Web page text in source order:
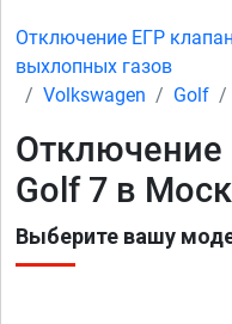
Отключение ЕГР
выхлопных газов
Volkswagen
Golf
Отключение
Golf 7 в
Выберите вашу